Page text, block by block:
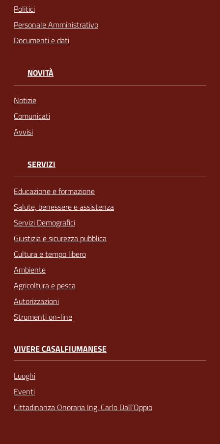
Politici
Personale Amministrativo
Documenti e dati
NOVITÀ
Notizie
Comunicati
Avvisi
SERVIZI
Educazione e formazione
Salute, benessere e assistenza
Servizi Demografici
Giustizia e sicurezza pubblica
Cultura e tempo libero
Ambiente
Agricoltura e pesca
Autorizzazioni
Strumenti on-line
VIVERE CASALFIUMANESE
Luoghi
Eventi
Cittadinanza Onoraria Ing. Carlo Dall’Oppio